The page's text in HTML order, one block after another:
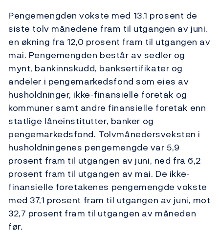
Pengemengden vokste med 13,1 prosent de
siste tolv månedene fram til utgangen av juni,
en økning fra 12,0 prosent fram til utgangen av
mai. Pengemengden består av sedler og
mynt, bankinnskudd, banksertifikater og
andeler i pengemarkedsfond som eies av
husholdninger, ikke-finansielle foretak og
kommuner samt andre finansielle foretak enn
statlige låneinstitutter, banker og
pengemarkedsfond. Tolvmånedersveksten i
husholdningenes pengemengde var 5,9
prosent fram til utgangen av juni, ned fra 6,2
prosent fram til utgangen av mai. De ikke-
finansielle foretakenes pengemengde vokste
med 37,1 prosent fram til utgangen av juni, mot
32,7 prosent fram til utgangen av måneden
før.